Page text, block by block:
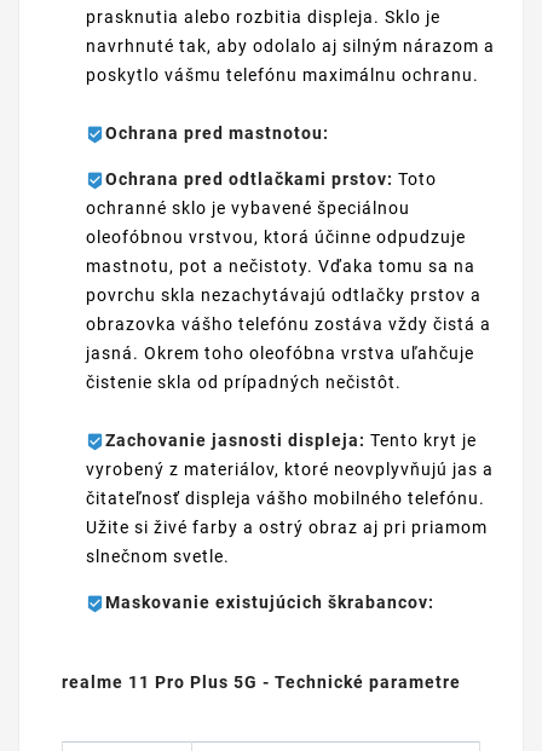
prasknutia alebo rozbitia displeja. Sklo je
navrhnuté tak, aby odolalo aj silným nárazom a
poskytlo vášmu telefónu maximálnu ochranu.
Ochrana pred mastnotou:
Ochrana pred odtlačkami prstov: Toto
ochranné sklo je vybavené špeciálnou
oleofóbnou vrstvou, ktorá účinne odpudzuje
mastnotu, pot a nečistoty. Vďaka tomu sa na
povrchu skla nezachytávajú odtlačky prstov a
obrazovka vášho telefónu zostáva vždy čistá a
jasná. Okrem toho oleofóbna vrstva uľahčuje
čistenie skla od prípadných nečistôt.
Zachovanie jasnosti displeja: Tento kryt je
vyrobený z materiálov, ktoré neovplyvňujú jas a
čitateľnosť displeja vášho mobilného telefónu.
Užite si živé farby a ostrý obraz aj pri priamom
slnečnom svetle.
Maskovanie existujúcich škrabancov:
realme 11 Pro Plus 5G - Technické parametre